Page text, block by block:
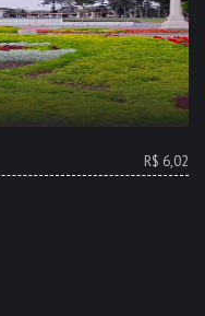
R$ 6,02